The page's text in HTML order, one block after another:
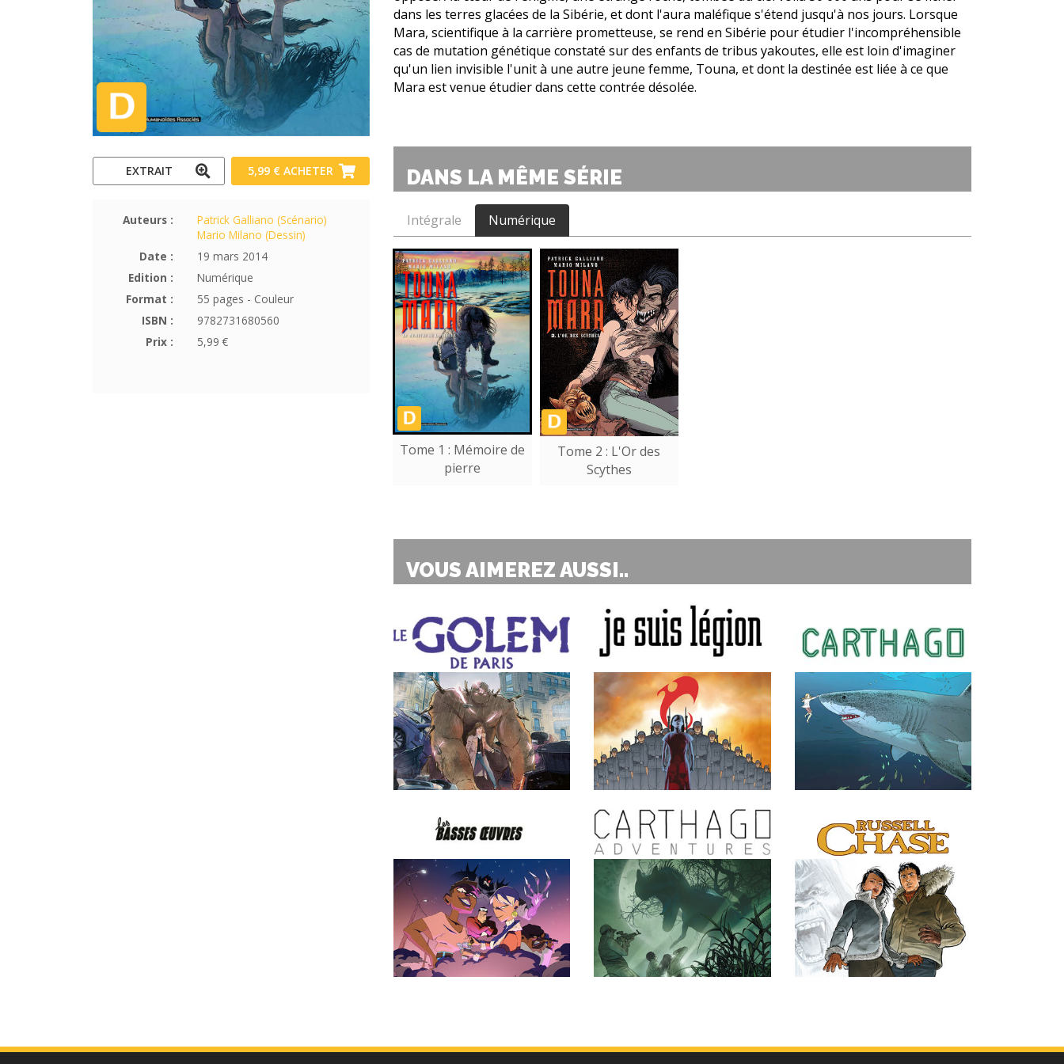
EXTRAIT 5,99 € ACHETER
Auteurs :
Patrick Galliano (Scénario)
Mario Milano (Dessin)
Date :
19 mars 2014
Edition :
Numérique
Format :
55 pages - Couleur
ISBN :
9782731680560
Prix :
5,99 €
dans les terres glacées de la Sibérie, et dont l'aura maléfique s'étend jusqu'à nos jours. Lorsque
Mara, scientifique à la carrière prometteuse, se rend en Sibérie pour étudier l'incompréhensible
cas de mutation génétique constaté sur des enfants de tribus yakoutes, elle est loin d'imaginer
qu'un lien invisible l'unit à une autre jeune femme, Touna, et dont la destinée est liée à ce que
Mara est venue étudier dans cette contrée désolée.
DANS LA MÊME SÉRIE
Intégrale Numérique
Tome 1 : Mémoire de
pierre
Tome 2 : L'Or des
Scythes
VOUS AIMEREZ AUSSI..